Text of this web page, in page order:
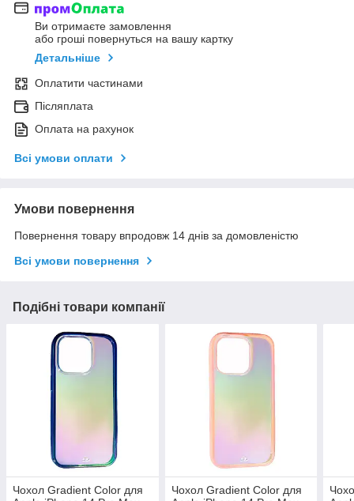
Ви отримаєте замовлення
або гроші повернуться на вашу картку
Детальніше
Оплатити частинами
Післяплата
Оплата на рахунок
Всі умови оплати
Умови повернення
Повернення товару впродовж 14 днів за домовленістю
Всі умови повернення
Подібні товари компанії
Чохол Gradient Color для
Чохол Gradient Color для